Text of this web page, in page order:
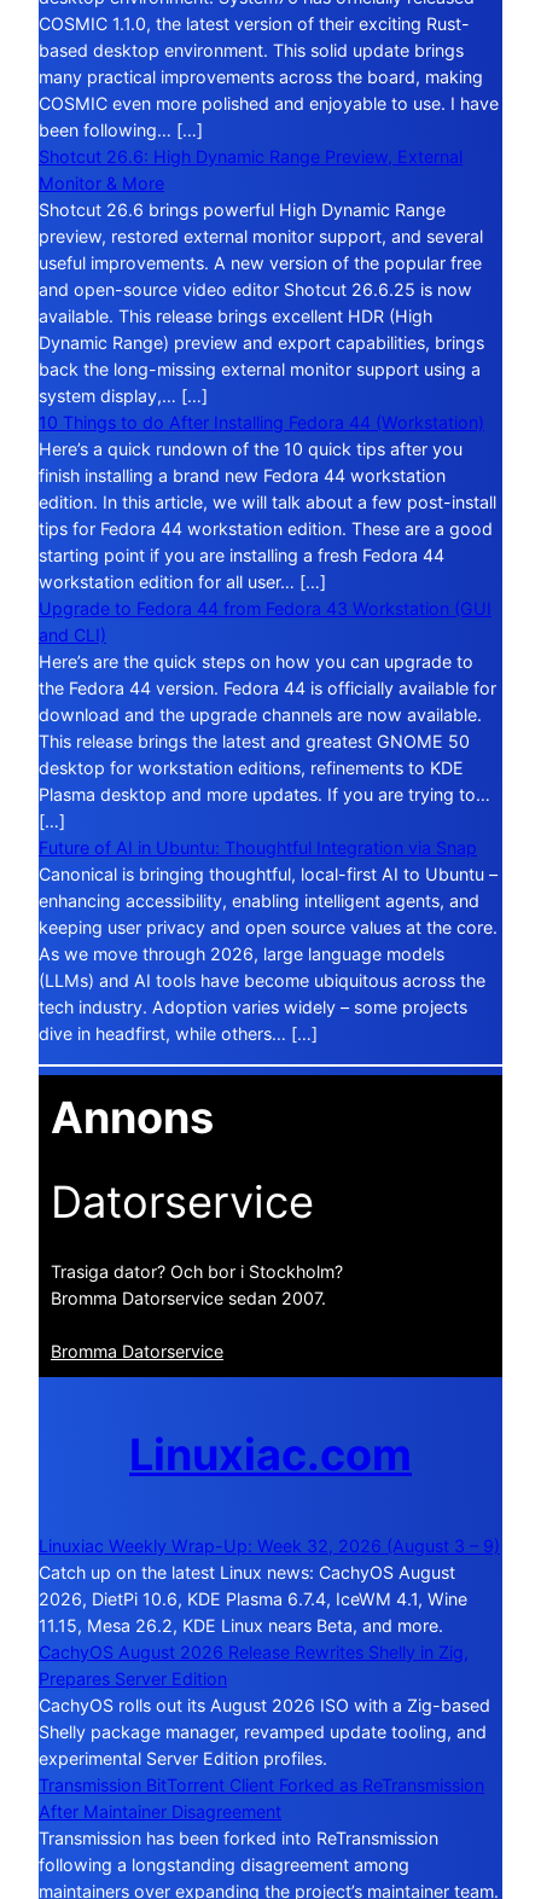
COSMIC 1.1.0, the latest version of their exciting Rust-
based desktop environment. This solid update brings
many practical improvements across the board, making
COSMIC even more polished and enjoyable to use. I have
been following… […]
Shotcut 26.6: High Dynamic Range Preview, External
Monitor & More
Shotcut 26.6 brings powerful High Dynamic Range
preview, restored external monitor support, and several
useful improvements. A new version of the popular free
and open-source video editor Shotcut 26.6.25 is now
available. This release brings excellent HDR (High
Dynamic Range) preview and export capabilities, brings
back the long-missing external monitor support using a
system display,… […]
10 Things to do After Installing Fedora 44 (Workstation)
Here’s a quick rundown of the 10 quick tips after you
finish installing a brand new Fedora 44 workstation
edition. In this article, we will talk about a few post-install
tips for Fedora 44 workstation edition. These are a good
starting point if you are installing a fresh Fedora 44
workstation edition for all user… […]
Upgrade to Fedora 44 from Fedora 43 Workstation (GUI
and CLI)
Here’s are the quick steps on how you can upgrade to
the Fedora 44 version. Fedora 44 is officially available for
download and the upgrade channels are now available.
This release brings the latest and greatest GNOME 50
desktop for workstation editions, refinements to KDE
Plasma desktop and more updates. If you are trying to…
[…]
Future of AI in Ubuntu: Thoughtful Integration via Snap
Canonical is bringing thoughtful, local-first AI to Ubuntu –
enhancing accessibility, enabling intelligent agents, and
keeping user privacy and open source values at the core.
As we move through 2026, large language models
(LLMs) and AI tools have become ubiquitous across the
tech industry. Adoption varies widely – some projects
dive in headfirst, while others… […]
Annons
Datorservice
Trasiga dator? Och bor i Stockholm?
Bromma Datorservice sedan 2007.
Bromma Datorservice
Linuxiac.com
Linuxiac Weekly Wrap-Up: Week 32, 2026 (August 3 – 9)
Catch up on the latest Linux news: CachyOS August
2026, DietPi 10.6, KDE Plasma 6.7.4, IceWM 4.1, Wine
11.15, Mesa 26.2, KDE Linux nears Beta, and more.
CachyOS August 2026 Release Rewrites Shelly in Zig,
Prepares Server Edition
CachyOS rolls out its August 2026 ISO with a Zig-based
Shelly package manager, revamped update tooling, and
experimental Server Edition profiles.
Transmission BitTorrent Client Forked as ReTransmission
After Maintainer Disagreement
Transmission has been forked into ReTransmission
following a longstanding disagreement among
maintainers over expanding the project’s maintainer team.